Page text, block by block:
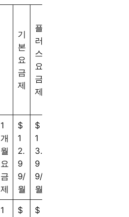
기
본
요
금
제
플
러
스
요
금
제
1
개
월
요
금
제
$
1
2.
9
9/
월
$
1
3.
9
9/
월
1
$
$